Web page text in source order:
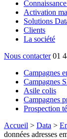
Activation
Solutions
Clients
La société
Nous contacter 01
Campagnes
Campagnes
Asile colis
Campagnes
Prospection
Accueil > Data >
données adresses